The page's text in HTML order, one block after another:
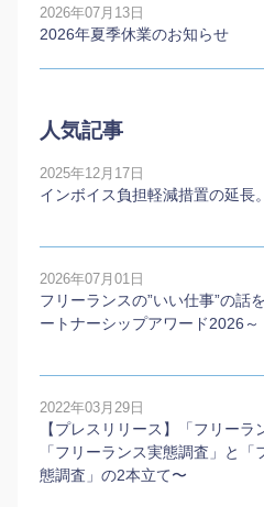
2026年07月13日
2026年夏季休業のお知らせ
人気記事
2025年12月17日
インボイス負担軽減措置の延長
2026年07月01日
フリーランスの”いい仕事”の話
ートナーシップアワード2026～
2022年03月29日
【プレスリリース】「フリー
「フリーランス実態調査」と
態調査」の2本⽴て〜